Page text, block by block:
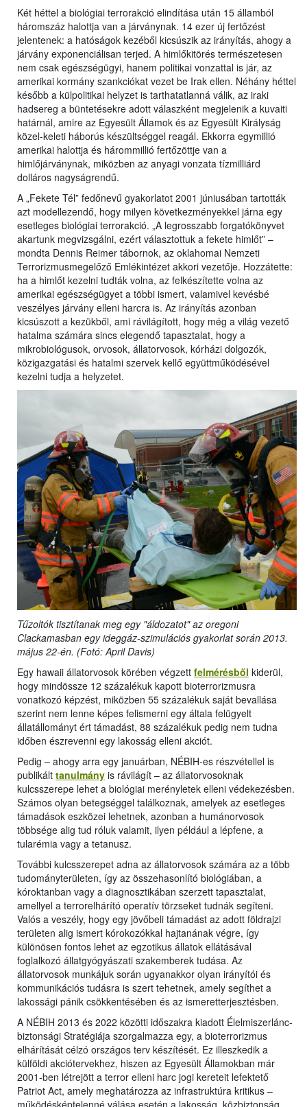
Két héttel a biológiai terrorakció elindítása után 15 államból
háromszáz halottja van a járványnak. 14 ezer új fertőzést
jelentenek: a hatóságok kezéből kicsúszik az irányítás, ahogy a
járvány exponenciálisan terjed. A himlőkitörés természetesen
nem csak egészségügyi, hanem politikai vonzattal is jár, az
amerikai kormány szankciókat vezet be Irak ellen. Néhány héttel
később a külpolitikai helyzet is tarthatatlanná válik, az iraki
hadsereg a büntetésekre adott válaszként megjelenik a kuvaiti
határnál, amire az Egyesült Államok és az Egyesült Királyság
közel-keleti háborús készültséggel reagál. Ekkorra egymillió
amerikai halottja és hárommillió fertőzöttje van a
himlőjárványnak, miközben az anyagi vonzata tízmilliárd
dolláros nagyságrendű.
A „Fekete Tél” fedőnevű gyakorlatot 2001 júniusában tartották
azt modellezendő, hogy milyen következményekkel járna egy
esetleges biológiai terrorakció. „A legrosszabb forgatókönyvet
akartunk megvizsgálni, ezért választottuk a fekete himlőt” –
mondta Dennis Reimer tábornok, az oklahomai Nemzeti
Terrorizmusmegelőző Emlékintézet akkori vezetője. Hozzátette:
ha a himlőt kezelni tudták volna, az felkészítette volna az
amerikai egészségügyet a többi ismert, valamivel kevésbé
veszélyes járvány elleni harcra is. Az irányítás azonban
kicsúszott a kezükből, ami rávilágított, hogy még a világ vezető
hatalma számára sincs elegendő tapasztalat, hogy a
mikrobiológusok, orvosok, állatorvosok, kórházi dolgozók,
közigazgatási és hatalmi szervek kellő együttműködésével
kezelni tudja a helyzetet.
Tűzoltók tisztítanak meg egy "áldozatot" az oregoni
Clackamasban egy ideggáz-szimulációs gyakorlat során 2013.
május 22-én. (Fotó: April Davis)
Egy hawaii állatorvosok körében végzett felmérésből kiderül,
hogy mindössze 12 százalékuk kapott bioterrorizmusra
vonatkozó képzést, miközben 55 százalékuk saját bevallása
szerint nem lenne képes felismerni egy általa felügyelt
állatállományt ért támadást, 88 százalékuk pedig nem tudna
időben észrevenni egy lakosság elleni akciót.
Pedig – ahogy arra egy januárban, NÉBIH-es részvétellel is
publikált tanulmány is rávilágít – az állatorvosoknak
kulcsszerepe lehet a biológiai merényletek elleni védekezésben.
Számos olyan betegséggel találkoznak, amelyek az esetleges
támadások eszközei lehetnek, azonban a humánorvosok
többsége alig tud róluk valamit, ilyen például a lépfene, a
tularémia vagy a tetanusz.
További kulcsszerepet adna az állatorvosok számára az a több
tudományterületen, így az összehasonlító biológiában, a
kóroktanban vagy a diagnosztikában szerzett tapasztalat,
amellyel a terrorelhárító operatív törzseket tudnák segíteni.
Valós a veszély, hogy egy jövőbeli támadást az adott földrajzi
területen alig ismert kórokozókkal hajtanának végre, így
különösen fontos lehet az egzotikus állatok ellátásával
foglalkozó állatgyógyászati szakemberek tudása. Az
állatorvosok munkájuk során ugyanakkor olyan irányítói és
kommunikációs tudásra is szert tehetnek, amely segíthet a
lakossági pánik csökkentésében és az ismeretterjesztésben.
A NÉBIH 2013 és 2022 közötti időszakra kiadott Élelmiszerlánc-
biztonsági Stratégiája szorgalmazza egy, a bioterrorizmus
elhárítását célzó országos terv készítését. Ez illeszkedik a
külföldi akciótervekhez, hiszen az Egyesült Államokban már
2001-ben létrejött a terror elleni harc jogi kereteit lefektető
Patriot Act, amely meghatározza az infrastruktúra kritikus –